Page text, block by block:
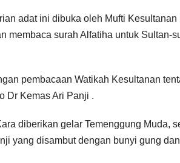
adat ini dibuka oleh Mufti
membaca surah Alfatiha untuk Sultan-
pembacaan Watikah Kesultanan
Dr Kemas Ari Panji .
diberikan gelar Temenggung Muda,
yang disambut dengan bunyi gung